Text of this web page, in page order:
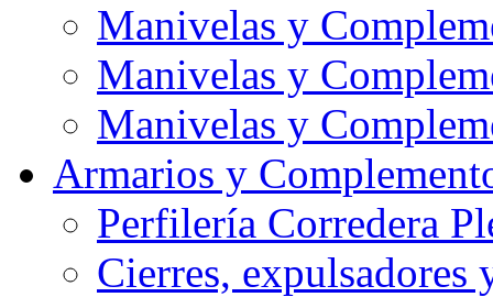
Manivelas y
Manivelas y
Manivelas y
Armarios y
Perfilería Corredera
Cierres, expulsadores